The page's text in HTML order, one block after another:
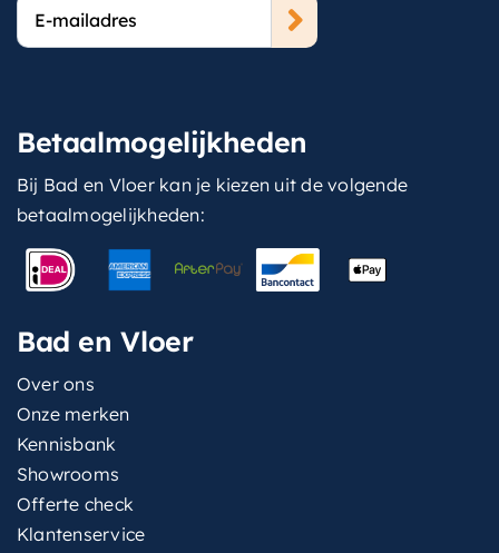
E-
mailadres
Betaalmogelijkheden
Bij Bad en Vloer kan je kiezen uit de volgende
betaalmogelijkheden:
Bad en Vloer
Over ons
Onze merken
Kennisbank
Showrooms
Offerte check
Klantenservice